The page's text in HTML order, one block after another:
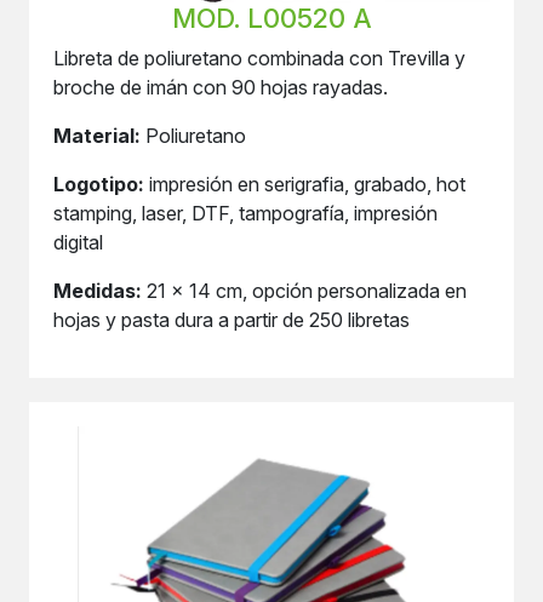
MOD. L00520 A
Libreta de poliuretano combinada con Trevilla y
broche de imán con 90 hojas rayadas.
Material: Poliuretano
Logotipo: impresión en serigrafia, grabado, hot
stamping, laser, DTF, tampografía, impresión
digital
Medidas: 21 x 14 cm, opción personalizada en
hojas y pasta dura a partir de 250 libretas